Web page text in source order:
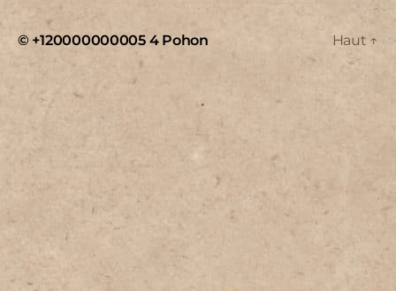
© +120000000005 4 Pohon Haut↑